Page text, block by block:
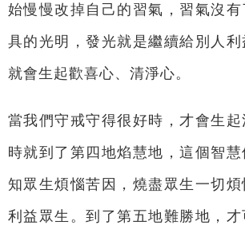
始慢慢改掉自己的習氣，習氣沒
具的光明，發光就是繼續給別人
就會生起歡喜心、清淨心。
當我們守戒守得很好時，才會生
時就到了第四地焰慧地，這個智
知眾生煩惱苦因，燒盡眾生一切
利益眾生。到了第五地難勝地，才